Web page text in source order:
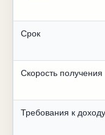
Срок
Скорость получения
Требования к доходу